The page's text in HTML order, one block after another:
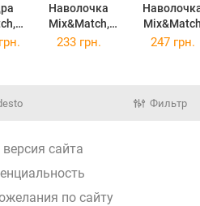
ART1622DVH
Наволочка
Mix&Match,
50х70см, 100
Premium,
233 грн. 247 грн.
Фильтр
сайта
по сайту